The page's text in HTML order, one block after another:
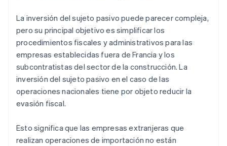
La inversión del sujeto pasivo puede parecer compleja,
pero su principal objetivo es simplificar los
procedimientos fiscales y administrativos para las
empresas establecidas fuera de Francia y los
subcontratistas del sector de la construcción. La
inversión del sujeto pasivo en el caso de las
operaciones nacionales tiene por objeto reducir la
evasión fiscal.
Esto significa que las empresas extranjeras que
realizan operaciones de importación no están